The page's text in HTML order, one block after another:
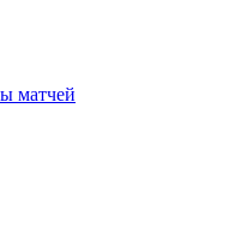
матчей